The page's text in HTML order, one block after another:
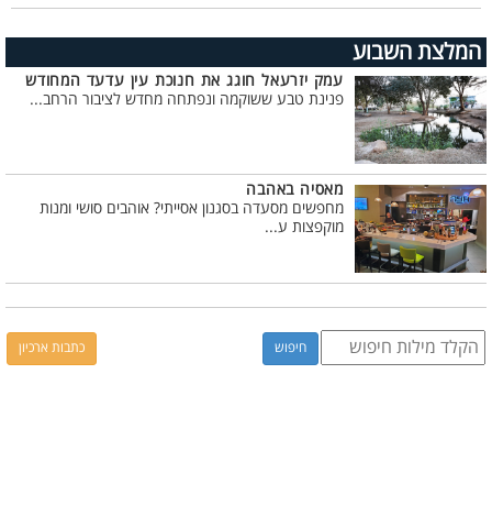
המלצת השבוע
עמק יזרעאל חוגג את חנוכת עין עדעד המחודש
פנינת טבע ששוקמה ונפתחה מחדש לציבור הרחב...
מאסיה באהבה
מחפשים מסעדה בסגנון אסייתי? אוהבים סושי ומנות
מוקפצות ע...
כתבות ארכיון